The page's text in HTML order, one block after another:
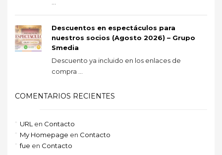
Descuentos en espectáculos para
nuestros socios (Agosto 2026) – Grupo
Smedia
Descuento ya incluido en los enlaces de
compra ...
COMENTARIOS RECIENTES
URL en Contacto
My Homepage en Contacto
fue en Contacto